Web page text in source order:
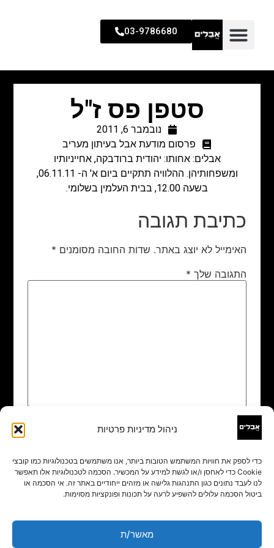
ניהול מדיניות פרטיות
כדי לספק את חוויות המשתמש הטובות ביותר, אנו משתמשים בטכנולוגיות כמו קובצי
Cookie כדי לאחסן ו/או לגשת למידע על המכשיר. הסכמה לטכנולוגיות אלו תאפשר
לנו לעבד נתונים כגון התנהגות גלישה או מזהים ייחודיים באתר זה. אי הסכמה או
ביטול הסכמה עלולים להשפיע לרעה על תכונות ופונקציות מסוימות.
מאשר/ת
03-9786680
סטפן פס ז"ל
נובמבר 6, 2011
פרסום מודעת אבל בעיתון מעריב
אבלים: אחותו: יהודית ברודבקה, אחייניותיו
ומשפחותיהן. ההלוויה תתקיים ביום א' ה- 06.11.11,
בשעה 12.00, בבית העלמין בשלומי.
כתיבת תגובה
האימייל לא יוצג באתר. שדות החובה מסומנים *
התגובה שלך *
שם
אימייל*